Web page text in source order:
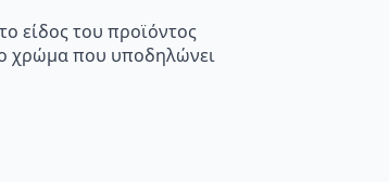
είδος του προϊόντος
χρώμα που υποδηλώνει